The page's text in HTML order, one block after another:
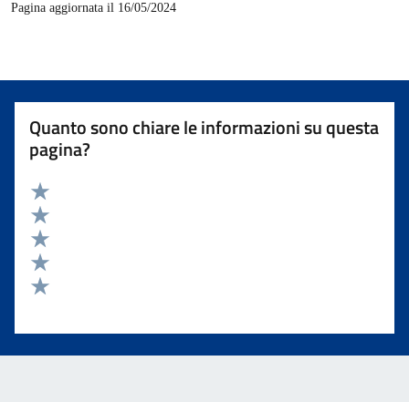
Pagina aggiornata il 16/05/2024
Quanto sono chiare le informazioni su questa
pagina?
Valuta 5 stelle su 5
Valuta 4 stelle su 5
Valuta 3 stelle su 5
Valuta 2 stelle su 5